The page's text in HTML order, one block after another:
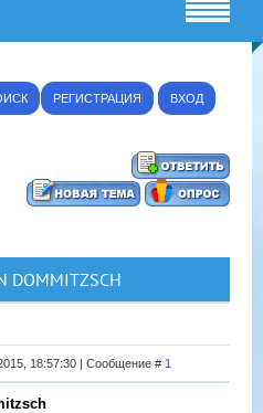
РЕГИСТРАЦИЯ ВХОД
DOMMITZSCH
18:57:30 | Сообщение # 1